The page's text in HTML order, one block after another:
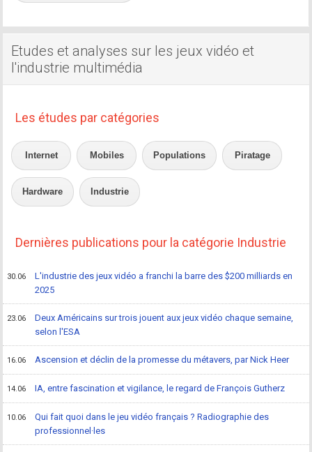
Etudes et analyses sur les jeux vidéo et
l'industrie multimédia
Les études par catégories
Internet Mobiles Populations Piratage
Hardware Industrie
Dernières publications pour la catégorie Industrie
30.06
L'industrie des jeux vidéo a franchi la barre des $200 milliards en
2025
23.06
Deux Américains sur trois jouent aux jeux vidéo chaque semaine,
selon l'ESA
16.06 Ascension et déclin de la promesse du métavers, par Nick Heer
14.06 IA, entre fascination et vigilance, le regard de François Gutherz
10.06
Qui fait quoi dans le jeu vidéo français ? Radiographie des
professionnel·les